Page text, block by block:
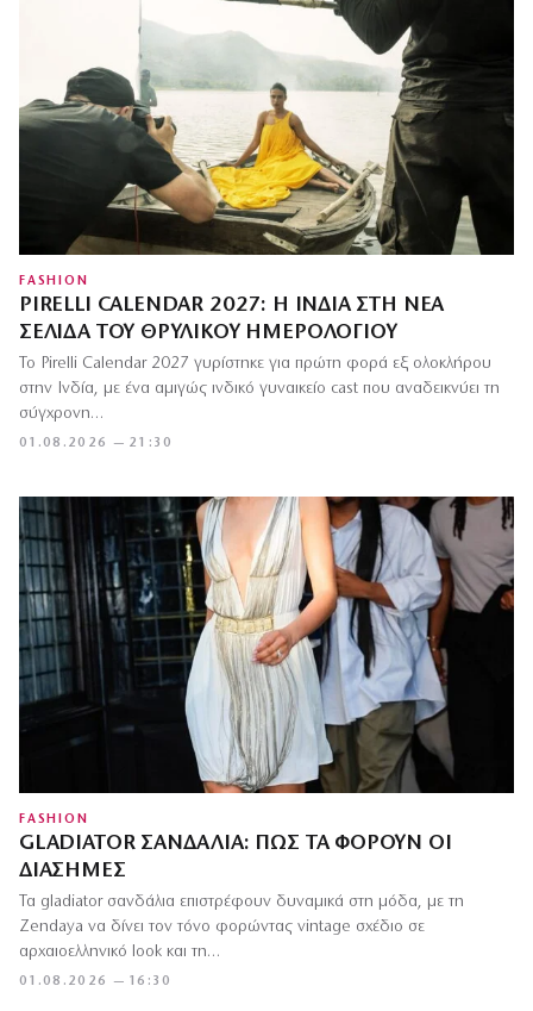
FASHION
PIRELLI CALENDAR 2027: Η ΙΝΔΊΑ ΣΤΗ ΝΈΑ
ΣΕΛΊΔΑ ΤΟΥ ΘΡΥΛΙΚΟΎ ΗΜΕΡΟΛΟΓΊΟΥ
01.08.2026 — 21:30
Το Pirelli Calendar 2027 γυρίστηκε για πρώτη φορά εξ ολοκλήρου
στην Ινδία, με ένα αμιγώς ινδικό γυναικείο cast που αναδεικνύει τη
σύγχρονη…
FASHION
GLADIATOR ΣΑΝΔΆΛΙΑ: ΠΏΣ ΤΑ ΦΟΡΟΎΝ ΟΙ
ΔΙΆΣΗΜΕΣ
01.08.2026 — 16:30
Τα gladiator σανδάλια επιστρέφουν δυναμικά στη μόδα, με τη
Zendaya να δίνει τον τόνο φορώντας vintage σχέδιο σε
αρχαιοελληνικό look και τη…